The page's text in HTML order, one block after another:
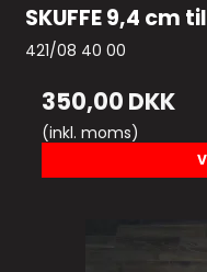
SKUFFE 9,4 cm
421/08 40 00
350,00 DKK
(inkl. moms)